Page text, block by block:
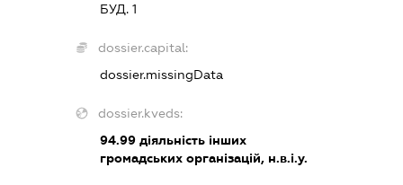
БУД. 1
dossier.capital:
dossier.missingData
dossier.kveds:
94.99 діяльність інших
громадських організацій, н.в.і.у.